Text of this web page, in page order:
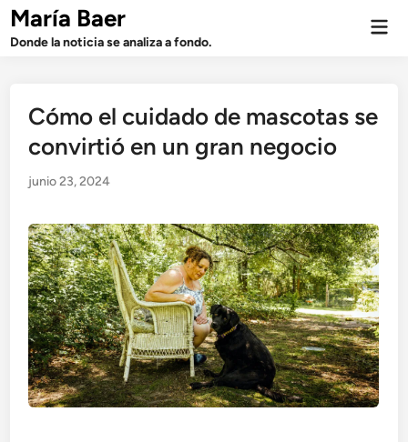
Saltar
contenido
María Baer
Donde la noticia se analiza a fondo.
Cómo el cuidado de mascotas se
convirtió en un gran negocio
junio 23, 2024